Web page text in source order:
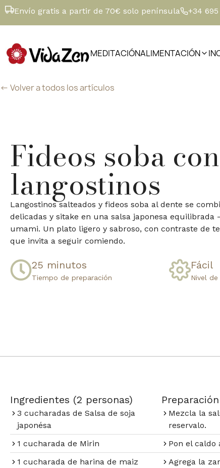
Envío gratis a partir de 70€ solo península +34
MEDITACIÓNALIMENTACIÓN
<- Volver a todos los artículos
Fideos soba con
langostinos
Langostinos salteados y fideos soba al dente se
delicadas y sitake en una salsa japonesa
umami. Un plato ligero y sabroso, con contraste de
que invita a seguir comiendo.
25 minutos​
Tiempo de preparación​
Fácil​
Nivel
Ingredientes (2 personas)
3 cucharadas de Salsa de soja
japonésa
1 cucharada de Mirin
1 cucharada de harina de maiz
Preparación​
Mezcla la
reservalo.
Pon el caldo
Agrega la